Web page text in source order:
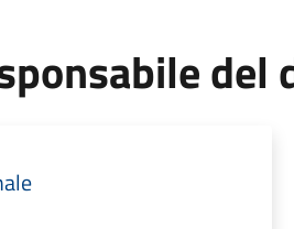
del